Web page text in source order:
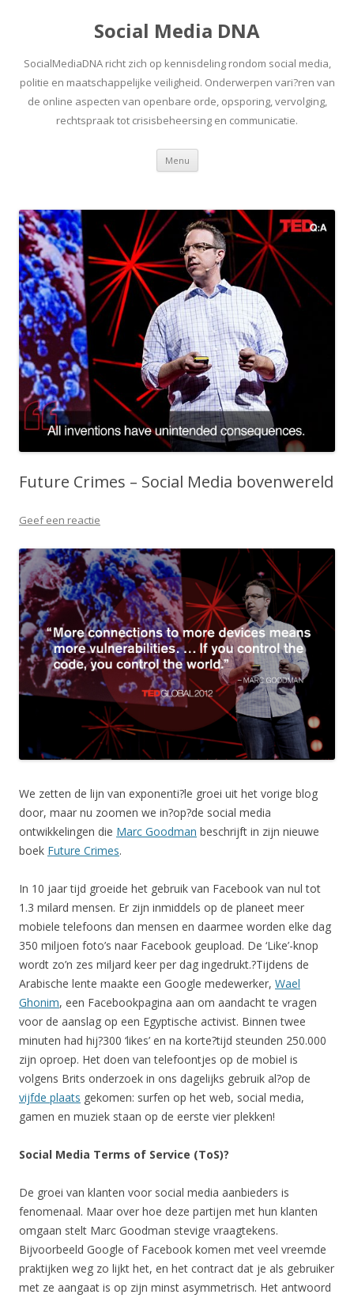
Social Media DNA
SocialMediaDNA richt zich op kennisdeling rondom social media,
politie en maatschappelijke veiligheid. Onderwerpen vari?ren van
de online aspecten van openbare orde, opsporing, vervolging,
rechtspraak tot crisisbeheersing en communicatie.
Menu Spring
inhoud
Future Crimes – Social Media bovenwereld
Geef een reactie
We zetten de lijn van exponenti?le groei uit het vorige blog
door, maar nu zoomen we in?op?de social media
ontwikkelingen die Marc Goodman beschrijft in zijn nieuwe
boek Future Crimes.
In 10 jaar tijd groeide het gebruik van Facebook van nul tot
1.3 milard mensen. Er zijn inmiddels op de planeet meer
mobiele telefoons dan mensen en daarmee worden elke dag
350 miljoen foto’s naar Facebook geupload. De ‘Like’-knop
wordt zo’n zes miljard keer per dag ingedrukt.?Tijdens de
Arabische lente maakte een Google medewerker, Wael
Ghonim, een Facebookpagina aan om aandacht te vragen
voor de aanslag op een Egyptische activist. Binnen twee
minuten had hij?300 ‘likes’ en na korte?tijd steunden 250.000
zijn oproep. Het doen van telefoontjes op de mobiel is
volgens Brits onderzoek in ons dagelijks gebruik al?op de
vijfde plaats gekomen: surfen op het web, social media,
gamen en muziek staan op de eerste vier plekken!
Social Media Terms of Service (ToS)?
De groei van klanten voor social media aanbieders is
fenomenaal. Maar over hoe deze partijen met hun klanten
omgaan stelt Marc Goodman stevige vraagtekens.
Bijvoorbeeld Google of Facebook komen met veel vreemde
praktijken weg zo lijkt het, en het contract dat je als gebruiker
met ze aangaat is op zijn minst asymmetrisch. Het antwoord